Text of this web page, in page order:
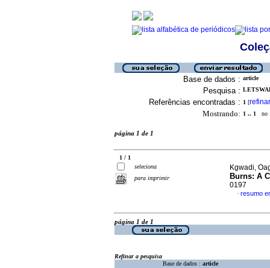
Base de dados : article
Pesquisa :
Referências encontradas : 1 [refinar
Mostrando: 1 .. 1 no
página 1 de 1
1 / 1
seleciona
para imprimir
Kgwadi,
Burns: A
0197
· resumo
página 1 de 1
Refinar a pesquisa
Base de dados : article